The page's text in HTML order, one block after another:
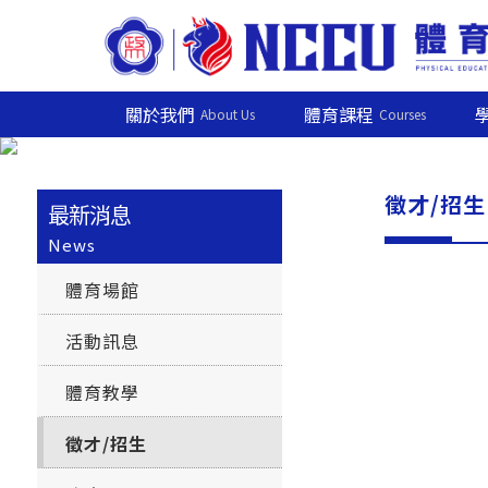
關於我們 About Us 體育課程 Courses
最新消息
News
體育場館
活動訊息
體育教學
徵才/招生
徵才/招生